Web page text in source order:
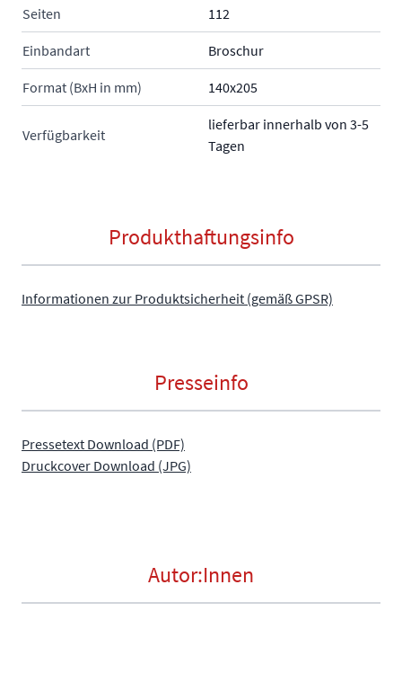
Seiten 112
Einbandart Broschur
Format (BxH in mm) 140x205
Verfügbarkeit
lieferbar innerhalb von 3-5
Tagen
Produkthaftungsinfo
Informationen zur Produktsicherheit (gemäß GPSR)
Presseinfo
Pressetext Download (PDF)
Druckcover Download (JPG)
Autor:Innen